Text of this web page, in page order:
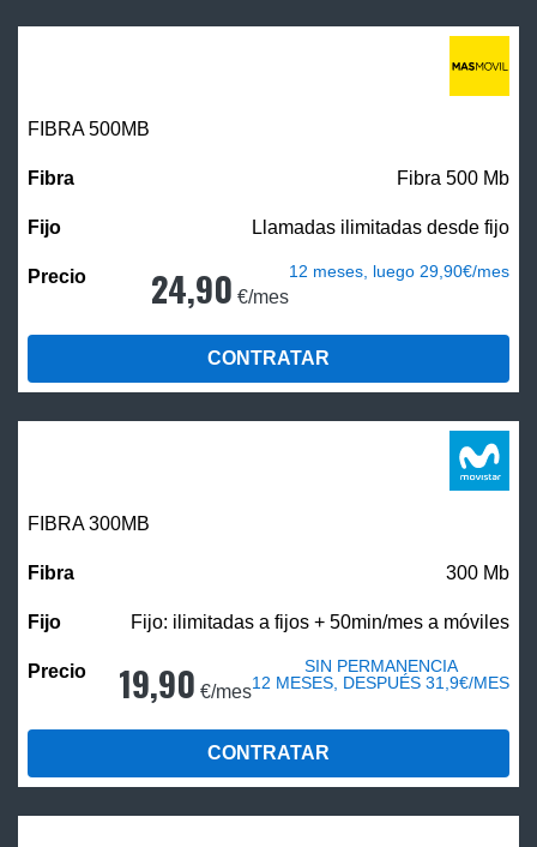
FIBRA500MB
Fibra 500 Mb
Llamadas ilimitadas desde fijo
24,90 €/mes
12 meses, luego 29,90€/mes
CONTRATAR
FIBRA 300MB
300 Mb
Fijo: ilimitadas a fijos + 50min/mes a móviles
19,90 €/mes
SIN PERMANENCIA
12 MESES, DESPUÉS 31,9€/MES
CONTRATAR